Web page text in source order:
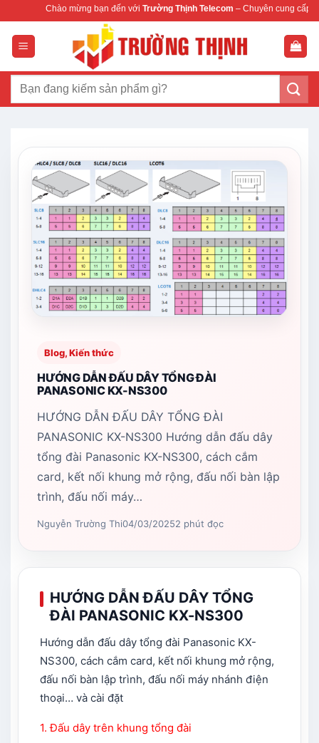
dung
Chào mừng bạn đến vớiTrường Thịnh Telecom– Chuyên cung cấp thiết bị
Tìm
Blog, Kiến thức
HƯỚNG DẪN ĐẤU DÂY TỔNG ĐÀI
PANASONIC KX-NS300
HƯỚNG DẪN ĐẤU DÂY TỔNG ĐÀI
PANASONIC KX-NS300 Hướng dẫn đấu dây
tổng đài Panasonic KX-NS300, cách cắm
card, kết nối khung mở rộng, đấu nối bàn lập
trình, đấu nối máy…
Nguyễn Trường Thi04/03/20252 phút đọc
HƯỚNG DẪN ĐẤU DÂY TỔNG
ĐÀI PANASONIC KX-NS300
Hướng dẫn đấu dây tổng đài Panasonic KX-
NS300, cách cắm card, kết nối khung mở rộng,
đấu nối bàn lập trình, đấu nối máy nhánh điện
thoại… và cài đặt
1. Đấu dây trên khung tổng đài